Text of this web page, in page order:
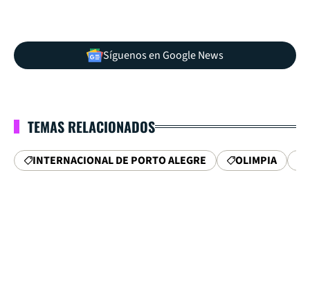
Síguenos en Google News
TEMAS RELACIONADOS
INTERNACIONAL DE PORTO ALEGRE OLIMPIA